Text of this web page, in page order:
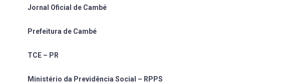
Jornal Oficial de Cambé
Prefeitura de Cambé
TCE – PR
Ministério da Previdência Social – RPPS